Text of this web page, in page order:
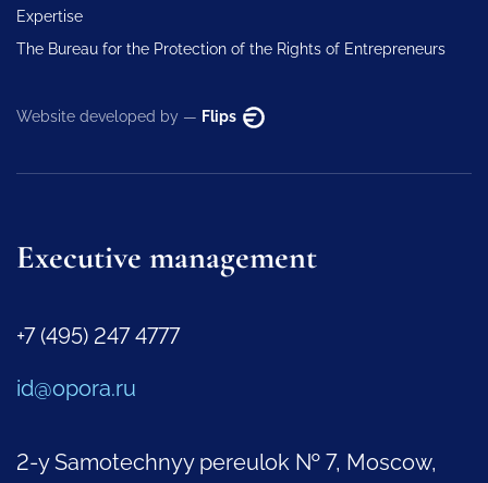
Expertise
The Bureau for the Protection of the Rights of Entrepreneurs
Website developed by — Flips
Executive management
+7 (495) 247 4777
id@opora.ru
2-y Samotechnyy pereulok № 7, Moscow,